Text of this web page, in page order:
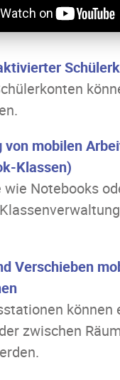
von mobilen
Klassen)
wie Notebooks
Verschieben
können
zwischen